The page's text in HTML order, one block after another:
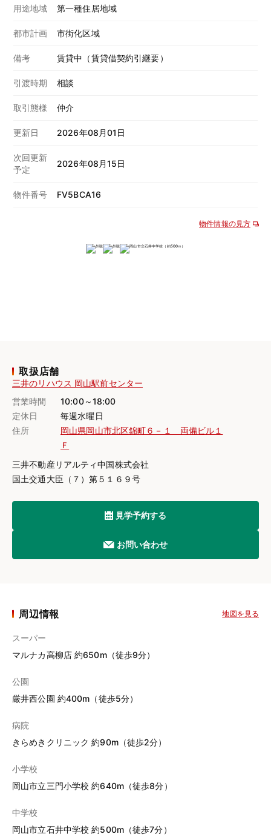
用途地域 第一種住居地域
都市計画 市街化区域
備考 賃貸中（賃貸借契約引継要）
引渡時期 相談
取引態様 仲介
更新日 2026年08月01日
次回更新
予定
2026年08月15日
物件番号 FV5BCA16
物件情報の見方
取扱店舗
三井のリハウス 岡山駅前センター
営業時間
10:00～18:00
定休日
毎週水曜日
住所
岡山県岡山市北区錦町６－１ 両備ビル１
Ｆ
三井不動産リアルティ中国株式会社
国土交通大臣（７）第５１６９号
見学予約する
お問い合わせ
周辺情報 地図を見る
スーパー
マルナカ高柳店 約650m（徒歩9分）
公園
厳井西公園 約400m（徒歩5分）
病院
きらめきクリニック 約90m（徒歩2分）
小学校
岡山市立三門小学校 約640m（徒歩8分）
中学校
岡山市立石井中学校 約500m（徒歩7分）